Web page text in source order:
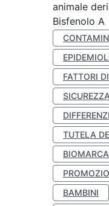
animale
Bisfenolo A
FATTORI
TUTELA
BAMBINI